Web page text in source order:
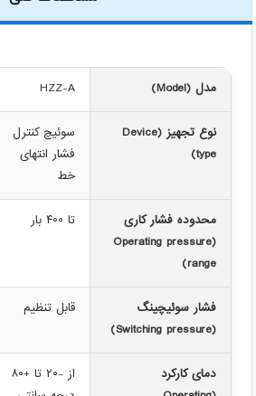
مدل (Model) HZZ-A
نوع تجهیز (Device
type)
سوئیچ کنترل
فشار انتهای
خط
محدوده فشار کاری
(Operating pressure
range)
تا ۴۰۰ بار
فشار سوئیچینگ
(Switching pressure)
قابل تنظیم
دمای کارکرد
از -۲۰ تا +۸۰